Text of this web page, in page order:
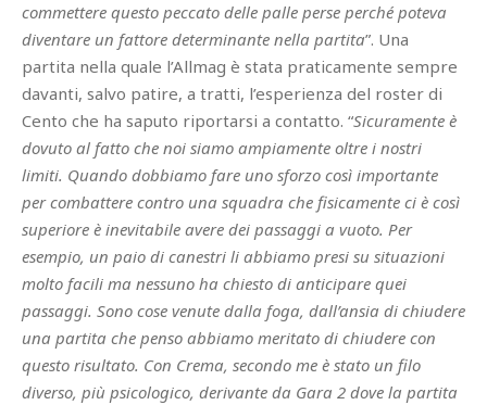
commettere questo peccato delle palle perse perché poteva
diventare un fattore determinante nella partita”. Una
partita nella quale l’Allmag è stata praticamente sempre
davanti, salvo patire, a tratti, l’esperienza del roster di
Cento che ha saputo riportarsi a contatto. “Sicuramente è
dovuto al fatto che noi siamo ampiamente oltre i nostri
limiti. Quando dobbiamo fare uno sforzo così importante
per combattere contro una squadra che fisicamente ci è così
superiore è inevitabile avere dei passaggi a vuoto. Per
esempio, un paio di canestri li abbiamo presi su situazioni
molto facili ma nessuno ha chiesto di anticipare quei
passaggi. Sono cose venute dalla foga, dall’ansia di chiudere
una partita che penso abbiamo meritato di chiudere con
questo risultato. Con Crema, secondo me è stato un filo
diverso, più psicologico, derivante da Gara 2 dove la partita